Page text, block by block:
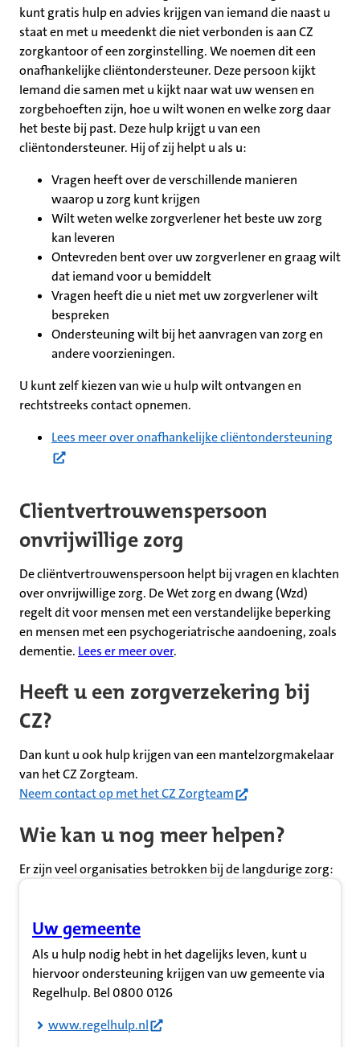
kunt gratis hulp en advies krijgen van iemand die naast u
staat en met u meedenkt die niet verbonden is aan CZ
zorgkantoor of een zorginstelling. We noemen dit een
onafhankelijke cliëntondersteuner. Deze persoon kijkt
Iemand die samen met u kijkt naar wat uw wensen en
zorgbehoeften zijn, hoe u wilt wonen en welke zorg daar
het beste bij past. Deze hulp krijgt u van een
cliëntondersteuner. Hij of zij helpt u als u:
Vragen heeft over de verschillende manieren
waarop u zorg kunt krijgen
Wilt weten welke zorgverlener het beste uw zorg
kan leveren
Ontevreden bent over uw zorgverlener en graag wilt
dat iemand voor u bemiddelt
Vragen heeft die u niet met uw zorgverlener wilt
bespreken
Ondersteuning wilt bij het aanvragen van zorg en
andere voorzieningen.
U kunt zelf kiezen van wie u hulp wilt ontvangen en
rechtstreeks contact opnemen.
Lees meer over onafhankelijke cliëntondersteuning
Clientvertrouwenspersoon
onvrijwillige zorg
De cliëntvertrouwenspersoon helpt bij vragen en klachten
over onvrijwillige zorg. De Wet zorg en dwang (Wzd)
regelt dit voor mensen met een verstandelijke beperking
en mensen met een psychogeriatrische aandoening, zoals
dementie. Lees er meer over.
Heeft u een zorgverzekering bij
CZ?
Dan kunt u ook hulp krijgen van een mantelzorgmakelaar
van het CZ Zorgteam.
Neem contact op met het CZ Zorgteam(opent in nieuw
Wie kan u nog meer helpen?
Er zijn veel organisaties betrokken bij de langdurige zorg:
Uw gemeente
(Opent in nieuw tabblad)
Als u hulp nodig hebt in het dagelijks leven, kunt u
hiervoor ondersteuning krijgen van uw gemeente via
Regelhulp. Bel 0800 0126
www.regelhulp.nl